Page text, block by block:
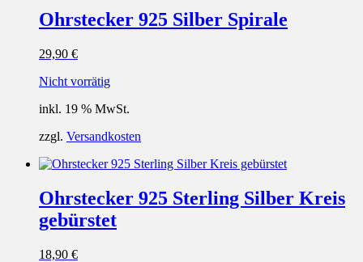
Ohrstecker 925 Silber Spirale
29,90 €
Nicht vorrätig
inkl. 19 % MwSt.
zzgl. Versandkosten
Ohrstecker 925 Sterling Silber Kreis
gebürstet
18,90 €